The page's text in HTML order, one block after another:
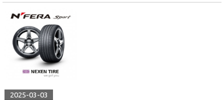
2025-03-03